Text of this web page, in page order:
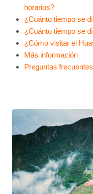
horarios?
¿Cuánto tiempo se
¿Cuánto tiempo se
¿Cómo visitar el
Más información
Preguntas frecuentes